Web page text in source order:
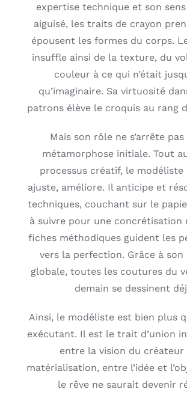
expertise technique et son
aiguisé, les traits de crayon
épousent les formes du corps.
insuffle ainsi de la texture, du
couleur à ce qui n’était
qu’imaginaire. Sa virtuosité
patrons élève le croquis au rang
Mais son rôle ne s’arrête
métamorphose initiale. Tout
processus créatif, le modéliste
ajuste, améliore. Il anticipe et
techniques, couchant sur le
à suivre pour une concrétisation
fiches méthodiques guident les
vers la perfection. Grâce à son
globale, toutes les coutures du
demain se dessinent
Ainsi, le modéliste est bien plus
exécutant. Il est le trait d’union
entre la vision du créateur
matérialisation, entre l’idée et
le rêve ne saurait devenir